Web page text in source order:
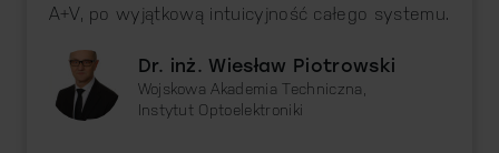
A+V, po wyjątkową intuicyjność całego systemu.
Dr. inż. Wiesław Piotrowski
Wojskowa Akademia Techniczna,
Instytut Optoelektroniki